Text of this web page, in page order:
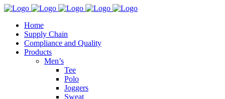
Home
Supply Chain
Compliance and Quality
Products
Men’s
Tee
Polo
Joggers
Sweat